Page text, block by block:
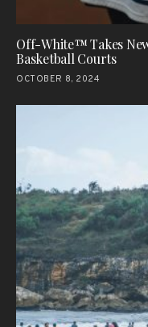
Off-White™ Takes
Basketball Courts
OCTOBER 8, 2024